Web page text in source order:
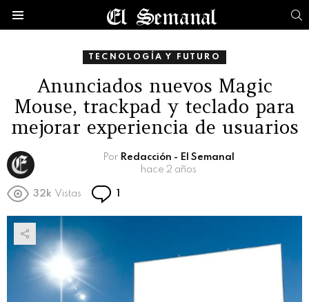
TECNOLOGÍA Y FUTURO
Anunciados nuevos Magic
Mouse, trackpad y teclado para
mejorar experiencia de usuarios
Por Redacción - El Semanal
hace 2 años
32k Vistas